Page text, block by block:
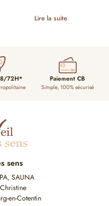
Lire la suite
72H* Paiement CB
Simple, 100% sécurisé
sens
SAUNA
en-Cotentin